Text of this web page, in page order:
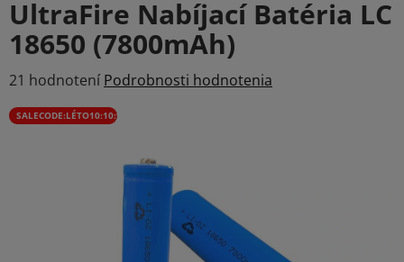
UltraFire Nabíjací Batéria LC
18650 (7800mAh)
Priemerné
hodnotenie
produktu
21 hodnotení Podrobnosti hodnotenia
SALECODE:LÉTO10:10:%